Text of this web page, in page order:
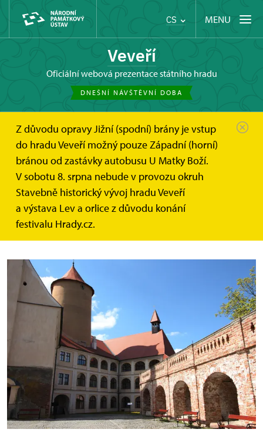
CS MENU
Veveří
oficiální webová prezentace státního hradu
DNEŠNÍ NÁVŠTĚVNÍ DOBA
Z důvodu opravy Jižní (spodní) brány je vstup
do hradu Veveří možný pouze Západní (horní)
bránou od zastávky autobusu U Matky Boží.
V sobotu 8. srpna nebude v provozu okruh
Stavebně historický vývoj hradu Veveří
a výstava Lev a orlice z důvodu konání
festivalu Hrady.cz.
Hrad Veveří Fotogalerie Panoramatické prohlídky
Panoramatické 3D prohlídky
Hrad Veveří na panoramatických záběrech
Panoramatické prohlídky hradu Veveří.